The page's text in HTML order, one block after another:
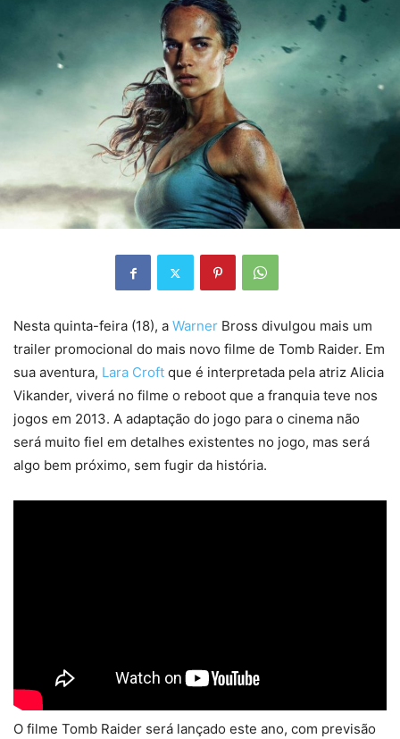
Nesta quinta-feira (18), a Warner Bross divulgou mais um
trailer promocional do mais novo filme de Tomb Raider. Em
sua aventura, Lara Croft que é interpretada pela atriz Alicia
Vikander, viverá no filme o reboot que a franquia teve nos
jogos em 2013. A adaptação do jogo para o cinema não
será muito fiel em detalhes existentes no jogo, mas será
algo bem próximo, sem fugir da história.
O filme Tomb Raider será lançado este ano, com previsão